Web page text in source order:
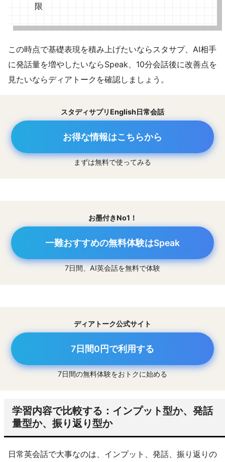
限
この時点で基礎表現を積み上げたいならスタサプ、AI相手
に発話量を増やしたいならSpeak、10分会話後に改善点を
見たいならディアトークを確認しましょう。
スタディサプリEnglish日常会話
お得な情報はこちらから
まずは無料で使ってみる
お墨付きNo1！
一難おすすめの無料体験はSpeak
7日間、AI英会話を無料で体験
ディアトーク公式サイト
7日間0円で利用する
7日間の無料体験をおトクに始める
学習内容で比較する：インプット型か、発話
量型か、振り返り型か
日常英会話で大事なのは、インプット、発話、振り返りの